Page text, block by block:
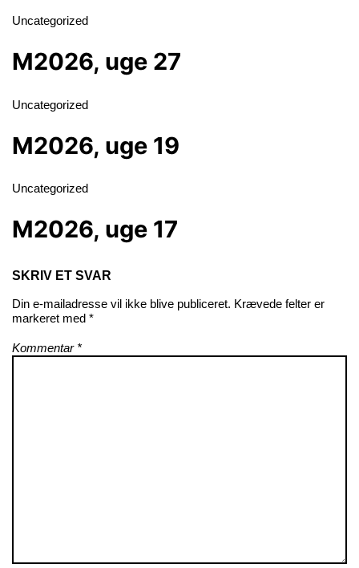
Uncategorized
M2026, uge 27
Uncategorized
M2026, uge 19
Uncategorized
M2026, uge 17
SKRIV ET SVAR
Din e-mailadresse vil ikke blive publiceret. Krævede felter er
markeret med *
Kommentar *